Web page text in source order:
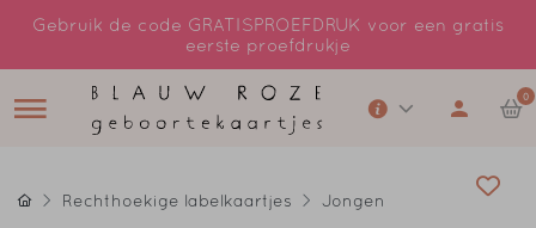
Gebruik de code GRATISPROEFDRUK voor een gratis
eerste proefdrukje
0
Rechthoekige labelkaartjes Jongen